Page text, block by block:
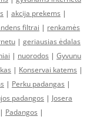
| akcija prekems |
filtrai | renkamės
| geriausias ėdalas
| nuorodos | Gyvunu
| Konservai katems |
| Perku padangas |
padangos | Josera
| Padangos |